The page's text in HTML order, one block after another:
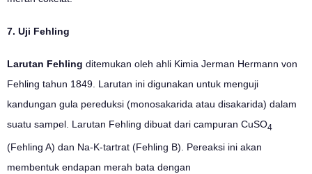
7. Uji Fehling
Larutan Fehling ditemukan oleh ahli Kimia Jerman Hermann von
Fehling tahun 1849. Larutan ini digunakan untuk menguji
kandungan gula pereduksi (monosakarida atau disakarida) dalam
suatu sampel. Larutan Fehling dibuat dari campuran CuSO4
(Fehling A) dan Na-K-tartrat (Fehling B). Pereaksi ini akan
membentuk endapan merah bata dengan